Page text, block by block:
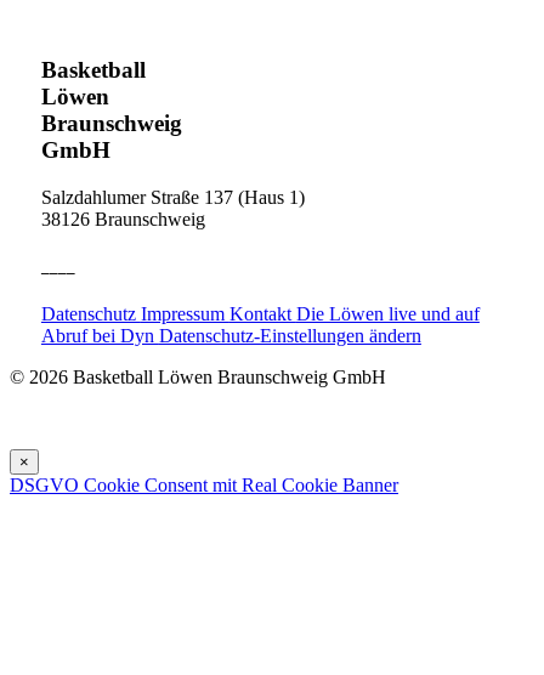
Basketball
Löwen
Braunschweig
GmbH
Salzdahlumer Straße 137 (Haus 1)
38126 Braunschweig
Datenschutz Impressum Kontakt Die Löwen live und auf
Abruf bei Dyn Datenschutz-Einstellungen ändern
© 2026 Basketball Löwen Braunschweig GmbH
×
DSGVO Cookie Consent mit Real Cookie Banner